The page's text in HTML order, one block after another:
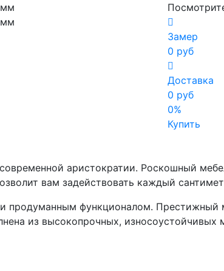
мм
мм
Замер
0 руб
Доставка
0 руб
0%
Купить
аристократии. Роскошный
вам задействовать каждый
продуманным функционалом.
из высокопрочных,